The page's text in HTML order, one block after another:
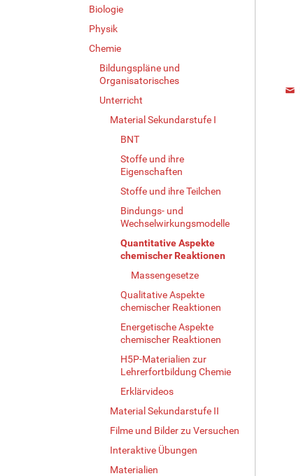
Biologie
Physik
Chemie
Bildungspläne und
Organisatorisches
Unterricht
Material Sekundarstufe I
BNT
Stoffe und ihre
Eigenschaften
Stoffe und ihre Teilchen
Bindungs- und
Wechselwirkungsmodelle
Quantitative Aspekte
chemischer Reaktionen
Massengesetze
Qualitative Aspekte
chemischer Reaktionen
Energetische Aspekte
chemischer Reaktionen
H5P-Materialien zur
Lehrerfortbildung Chemie
Erklärvideos
Material Sekundarstufe II
Filme und Bilder zu Versuchen
Interaktive Übungen
Materialien